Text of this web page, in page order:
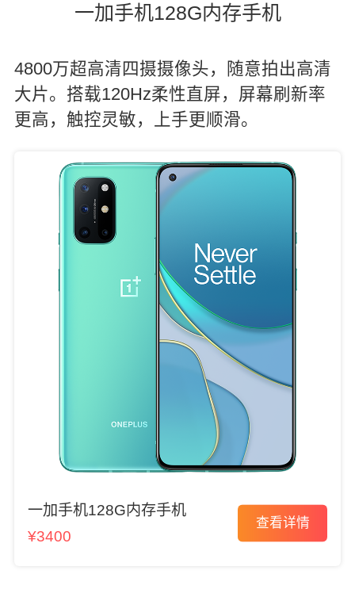
一加手机128G内存手机
4800万超高清四摄摄像头，随意拍出高清
大片。搭载120Hz柔性直屏，屏幕刷新率
更高，触控灵敏，上手更顺滑。
一加手机128G内存手机
¥3400
查看详情